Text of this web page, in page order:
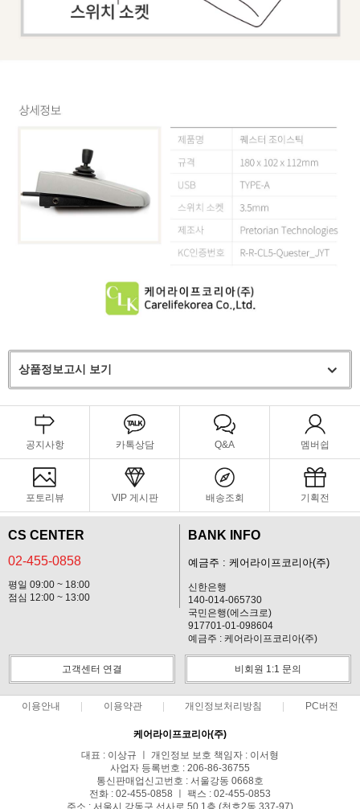
상품정보고시 보기
공지사항 카톡상담 Q&A 멤버쉽
포토리뷰 VIP 게시판 배송조회 기획전
CS CENTER
02-455-0858
평일 09:00 ~ 18:00
점심 12:00 ~ 13:00
BANK INFO
예금주 : 케어라이프코리아(주)
신한은행
140-014-065730
국민은행(에스크로)
917701-01-098604
예금주 : 케어라이프코리아(주)
고객센터 연결 비회원 1:1 문의
이용안내 이용약관 개인정보처리방침 PC버전
케어라이프코리아(주)
대표 : 이상규 ㅣ 개인정보 보호 책임자 : 이서형
사업자 등록번호 : 206-86-36755
통신판매업신고번호 : 서울강동 0668호
전화 : 02-455-0858 ㅣ 팩스 : 02-455-0853
주소 : 서울시 강동구 선사로 50 1층 (천호2동 337-97)